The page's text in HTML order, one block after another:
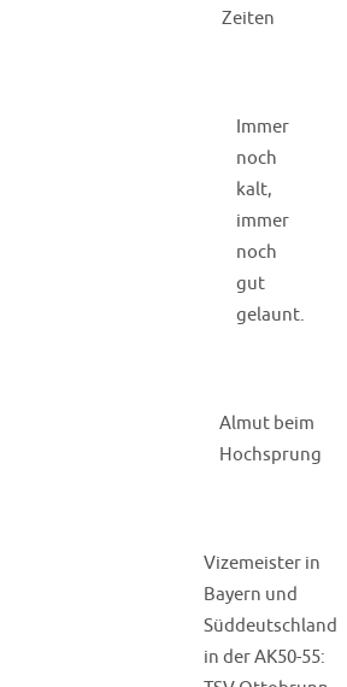
Zeiten
Immer
noch
kalt,
immer
noch
gut
gelaunt.
Almut beim
Hochsprung
Vizemeister in
Bayern und
Süddeutschland
in der AK50-55: